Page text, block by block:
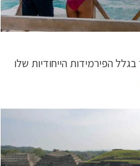
הפירמידות הייחודיות שלו